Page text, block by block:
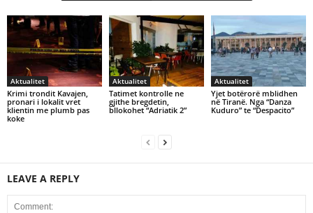
Aktualitet
Krimi trondit Kavajen,
pronari i lokalit vret
klientin me plumb pas
koke
Aktualitet
Tatimet kontrolle ne
gjithe bregdetin,
bllokohet “Adriatik 2”
Aktualitet
Yjet botërorë mblidhen
në Tiranë. Nga “Danza
Kuduro” te “Despacito”
LEAVE A REPLY